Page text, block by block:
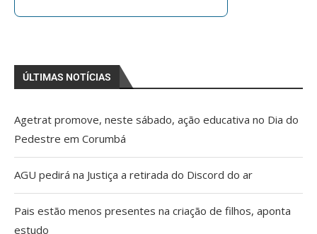
ÚLTIMAS NOTÍCIAS
Agetrat promove, neste sábado, ação educativa no Dia do
Pedestre em Corumbá
AGU pedirá na Justiça a retirada do Discord do ar
Pais estão menos presentes na criação de filhos, aponta
estudo